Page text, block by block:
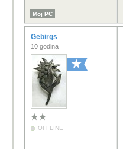
Moj PC
Gebirgs
10 godina
OFFLINE